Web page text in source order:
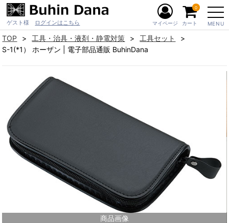
ゲスト様 ログインはこちら MENU
マイページ カート
0
TOP 工具・治具・液剤・静電対策
工具セット
S-1(*1） ホーザン | 電子部品通販 BuhinDana
商品画像